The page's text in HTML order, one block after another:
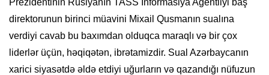
direktorunun birinci müavini Mixail Qusmanın sualına
verdiyi cavab bu baxımdan olduqca maraqlı və bir çox
liderlər üçün, həqiqətən, ibrətamizdir. Sual Azərbaycanın
xarici siyasətdə əldə etdiyi uğurların və qazandığı nüfuzun